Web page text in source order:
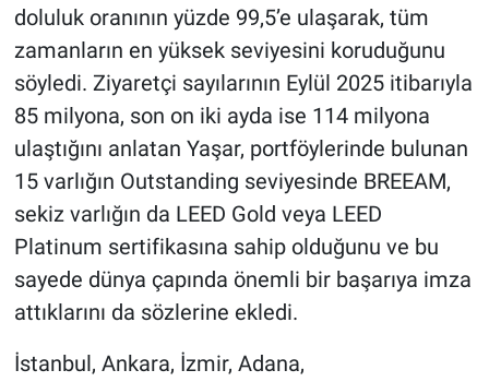
doluluk oranının yüzde 99,5’e ulaşarak, tüm
zamanların en yüksek seviyesini koruduğunu
söyledi. Ziyaretçi sayılarının Eylül 2025 itibarıyla
85 milyona, son on iki ayda ise 114 milyona
ulaştığını anlatan Yaşar, portföylerinde bulunan
15 varlığın Outstanding seviyesinde BREEAM,
sekiz varlığın da LEED Gold veya LEED
Platinum sertifikasına sahip olduğunu ve bu
sayede dünya çapında önemli bir başarıya imza
attıklarını da sözlerine ekledi.
İstanbul, Ankara, İzmir, Adana,